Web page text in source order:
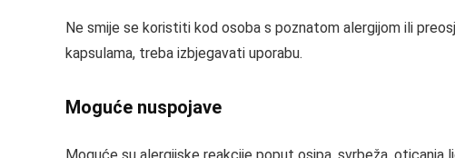
Ne smije se koristiti kod osoba s poznatom alergijom ili
kapsulama, treba izbjegavati uporabu.
Moguće nuspojave